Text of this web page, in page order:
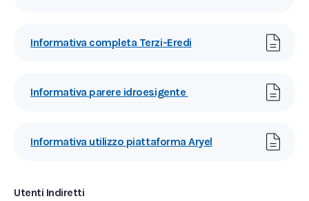
Informativa completa Terzi-Eredi
Informativa parere idroesigente
Informativa utilizzo piattaforma Aryel
Utenti Indiretti